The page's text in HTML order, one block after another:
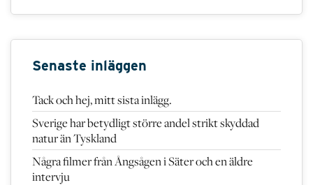
Senaste inläggen
Tack och hej, mitt sista inlägg.
Sverige har betydligt större andel strikt skyddad
natur än Tyskland
Några filmer från Ångsågen i Säter och en äldre
intervju